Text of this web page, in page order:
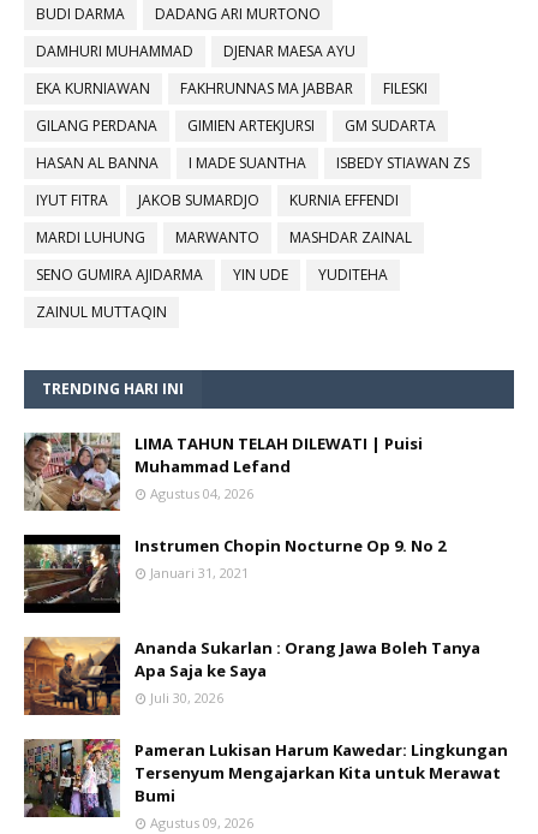
BUDI DARMA
DADANG ARI MURTONO
DAMHURI MUHAMMAD
DJENAR MAESA AYU
EKA KURNIAWAN
FAKHRUNNAS MA JABBAR
FILESKI
GILANG PERDANA
GIMIEN ARTEKJURSI
GM SUDARTA
HASAN AL BANNA
I MADE SUANTHA
ISBEDY STIAWAN ZS
IYUT FITRA
JAKOB SUMARDJO
KURNIA EFFENDI
MARDI LUHUNG
MARWANTO
MASHDAR ZAINAL
SENO GUMIRA AJIDARMA
YIN UDE
YUDITEHA
ZAINUL MUTTAQIN
TRENDING HARI INI
LIMA TAHUN TELAH DILEWATI | Puisi
Muhammad Lefand
Agustus 04, 2026
Instrumen Chopin Nocturne Op 9. No 2
Januari 31, 2021
Ananda Sukarlan : Orang Jawa Boleh Tanya
Apa Saja ke Saya
Juli 30, 2026
Pameran Lukisan Harum Kawedar: Lingkungan
Tersenyum Mengajarkan Kita untuk Merawat
Bumi
Agustus 09, 2026